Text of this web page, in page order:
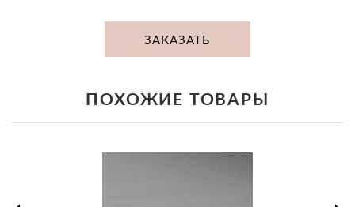
ЗАКАЗАТЬ
ПОХОЖИЕ ТОВАРЫ